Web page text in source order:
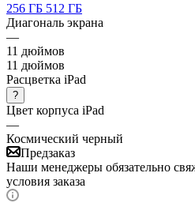
256 ГБ 512 ГБ
Диагональ экрана
—
11 дюймов
11 дюймов
Расцветка iPad
?
Цвет корпуса iPad
—
Космический черный
Предзаказ
Наши менеджеры обязательно
условия заказа